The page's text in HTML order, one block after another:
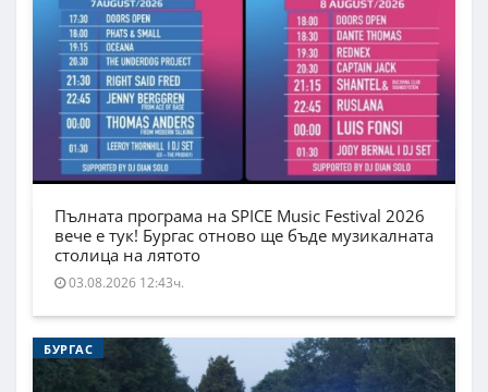
Пълната програма на SPICE Music Festival 2026
вече е тук! Бургас отново ще бъде музикалната
столица на лятото
03.08.2026 12:43ч.
БУРГАС